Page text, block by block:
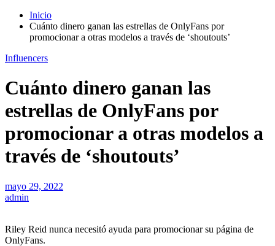
Inicio
Cuánto dinero ganan las estrellas de OnlyFans por
promocionar a otras modelos a través de ‘shoutouts’
Influencers
Cuánto dinero ganan las
estrellas de OnlyFans por
promocionar a otras modelos a
través de ‘shoutouts’
mayo 29, 2022
admin
Riley Reid nunca necesitó ayuda para promocionar su página de
OnlyFans.